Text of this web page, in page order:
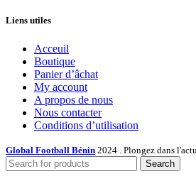
Liens utiles
Acceuil
Boutique
Panier d’âchat
My account
A propos de nous
Nous contacter
Conditions d’utilisation
Global Football Bénin 2024 . Plongez dans
Search